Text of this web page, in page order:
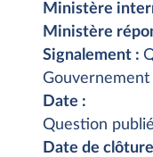
Ministère
Ministère
Signalement :
Date :
Question
Date de